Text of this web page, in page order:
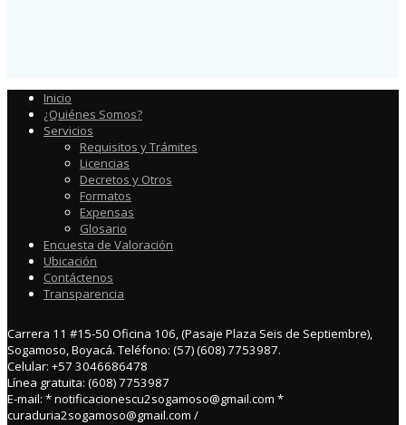
Inicio
¿Quiénes Somos?
Servicios
Requisitos y Trámites
Licencias
Decretos y Otros
Formatos
Expensas
Glosario
Encuesta de Valoración
Ubicación
Contáctenos
Transparencia
Carrera 11 #15-50 Oficina 106, (Pasaje Plaza Seis de Septiembre),
Sogamoso, Boyacá. Teléfono: (57) (608) 7753987.
Celular: +57 3046686478
Línea gratuita: (608) 7753987
E-mail: * notificacionescu2sogamoso@gmail.com *
curaduria2sogamoso@gmail.com /